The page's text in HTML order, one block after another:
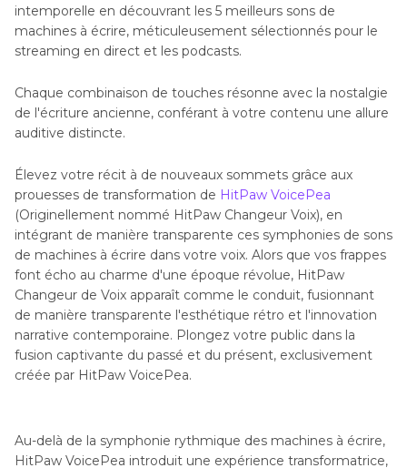
intemporelle en découvrant les 5 meilleurs sons de
machines à écrire, méticuleusement sélectionnés pour le
streaming en direct et les podcasts.
Chaque combinaison de touches résonne avec la nostalgie
de l'écriture ancienne, conférant à votre contenu une allure
auditive distincte.
Élevez votre récit à de nouveaux sommets grâce aux
prouesses de transformation de HitPaw VoicePea
(Originellement nommé HitPaw Changeur Voix), en
intégrant de manière transparente ces symphonies de sons
de machines à écrire dans votre voix. Alors que vos frappes
font écho au charme d'une époque révolue, HitPaw
Changeur de Voix apparaît comme le conduit, fusionnant
de manière transparente l'esthétique rétro et l'innovation
narrative contemporaine. Plongez votre public dans la
fusion captivante du passé et du présent, exclusivement
créée par HitPaw VoicePea.
Au-delà de la symphonie rythmique des machines à écrire,
HitPaw VoicePea introduit une expérience transformatrice,